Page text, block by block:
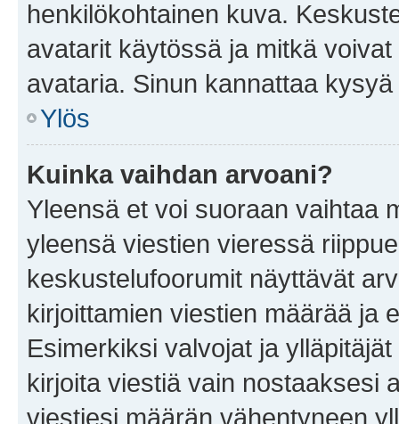
henkilökohtainen kuva.
avatarit käytössä ja mitkä
avataria. Sinun kannattaa
Ylös
Kuinka vaihdan arvoani?
Yleensä et voi suoraan vaihtaa
yleensä viestien vieressä
keskustelufoorumit näyttävät
kirjoittamien viestien määrää ja
Esimerkiksi valvojat ja
kirjoita viestiä vain nostaaksesi
viestiesi määrän vähentyneen